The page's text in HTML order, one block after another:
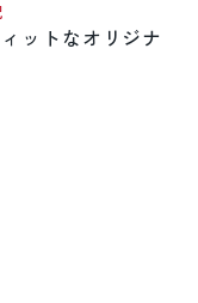
ットなオリジナ